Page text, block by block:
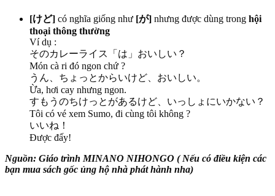
[けど] có nghĩa giống như [が] nhưng được dùng trong hội
thoại thông thường
Ví dụ :
そのカレーライス「は」おいしい？
Món cà ri đó ngon chứ ?
うん、ちょっとからいけど、おいしい。
Ừa, hơi cay nhưng ngon.
すもうのちけっとがあるけど、いっしょにいかない？
Tôi có vé xem Sumo, đi cùng tôi không ?
いいね！
Được đấy!
Nguồn: Giáo trình MINANO NIHONGO ( Nếu có điều kiện các
bạn mua sách gốc ủng hộ nhà phát hành nha)